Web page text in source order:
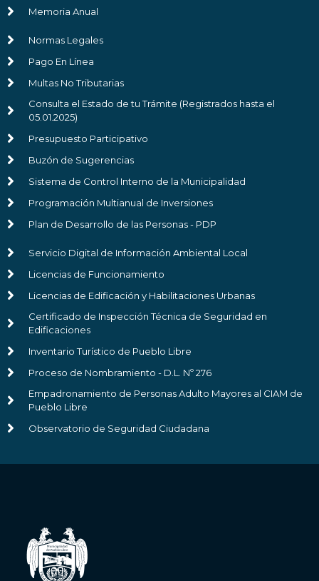
Memoria Anual
Normas Legales
Pago En Línea
Multas No Tributarias
Consulta el Estado de tu Trámite (Registrados hasta el
05.01.2025)
Presupuesto Participativo
Buzón de Sugerencias
Sistema de Control Interno de la Municipalidad
Programación Multianual de Inversiones
Plan de Desarrollo de las Personas - PDP
Servicio Digital de Información Ambiental Local
Licencias de Funcionamiento
Licencias de Edificación y Habilitaciones Urbanas
Certificado de Inspección Técnica de Seguridad en
Edificaciones
Inventario Turístico de Pueblo Libre
Proceso de Nombramiento - D.L. Nº 276
Empadronamiento de Personas Adulto Mayores al CIAM de
Pueblo Libre
Observatorio de Seguridad Ciudadana